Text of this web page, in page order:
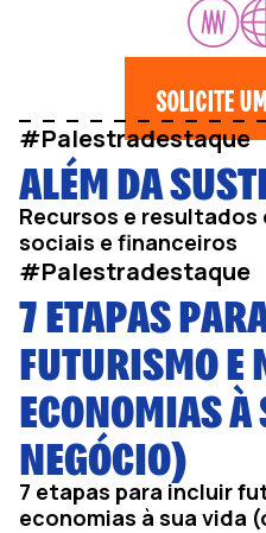
SOLICITE
#Palestradestaque
ALÉM DA
Recursos e
sociais e financeiros
#Palestradestaque
7 ETAPAS
FUTURISMO E
ECONOMIAS
NEGÓCIO)
7 etapas para incluir
economias à sua vida